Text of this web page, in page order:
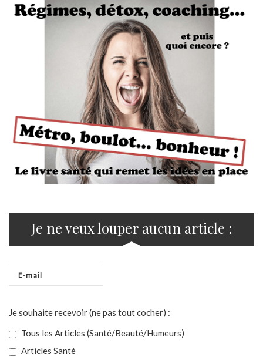
Je ne veux louper aucun article :
Je souhaite recevoir (ne pas tout cocher) :
Tous les Articles (Santé/Beauté/Humeurs)
Articles Santé